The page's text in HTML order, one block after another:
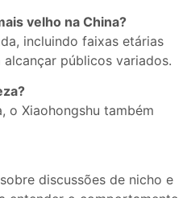
velho na China?
incluindo faixas etárias
públicos variados.
o Xiaohongshu também
discussões de nicho e